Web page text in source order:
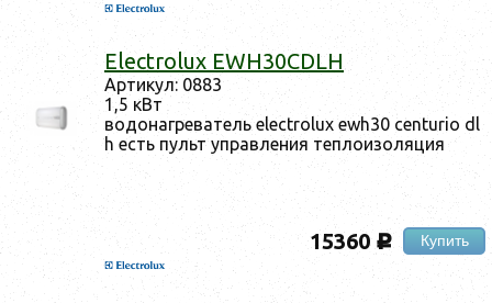
Electrolux EWH30CDLH
Ар­ти­кул: 0883
1,5 кВт
во­донаг­ре­ватель electrolux ewh30 centurio dl
h есть пульт уп­равле­ния теп­ло­изо­ляция
15360 c Купить